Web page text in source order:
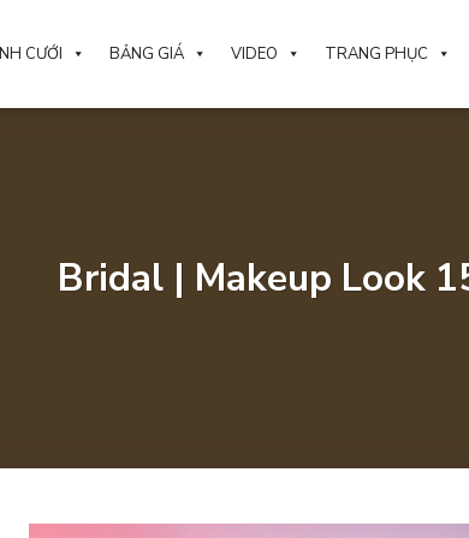
CƯỚI BẢNG GIÁ VIDEO TRANG PHỤC
Bridal | Makeup Look